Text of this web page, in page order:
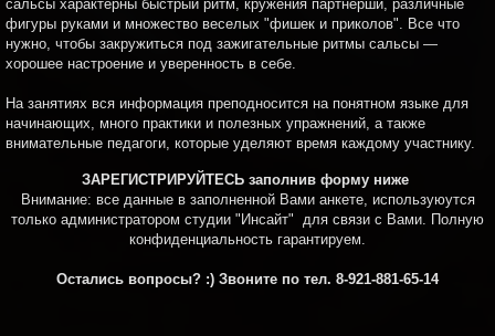
сальсы характерны быстрый ритм, кружения партнерши, различные
фигуры руками и множество веселых "фишек и приколов". Все что
нужно, чтобы закружиться под зажигательные ритмы сальсы —
хорошее настроение и уверенность в себе.
На занятиях вся информация преподносится на понятном языке для
начинающих, много практики и полезных упражнений, а также
внимательные педагоги, которые уделяют время каждому участнику.
ЗАРЕГИСТРИРУЙТЕСЬ заполнив форму ниже
Внимание: все данные в заполненной Вами анкете, используюутся
только администратором студии "Инсайт" для связи с Вами. Полную
конфиденциальность гарантируем.
Остались вопросы? :) Звоните по тел. 8-921-881-65-14